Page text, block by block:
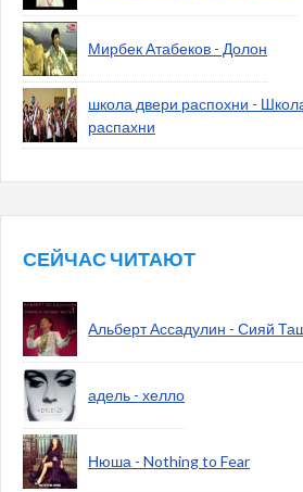
Мирбек Атабеков - Долон
школа двери распохни -
распахни
СЕЙЧАС ЧИТАЮТ
Альберт Ассадулин - Сияй
адель - хелло
Нюша - Nothing to Fear